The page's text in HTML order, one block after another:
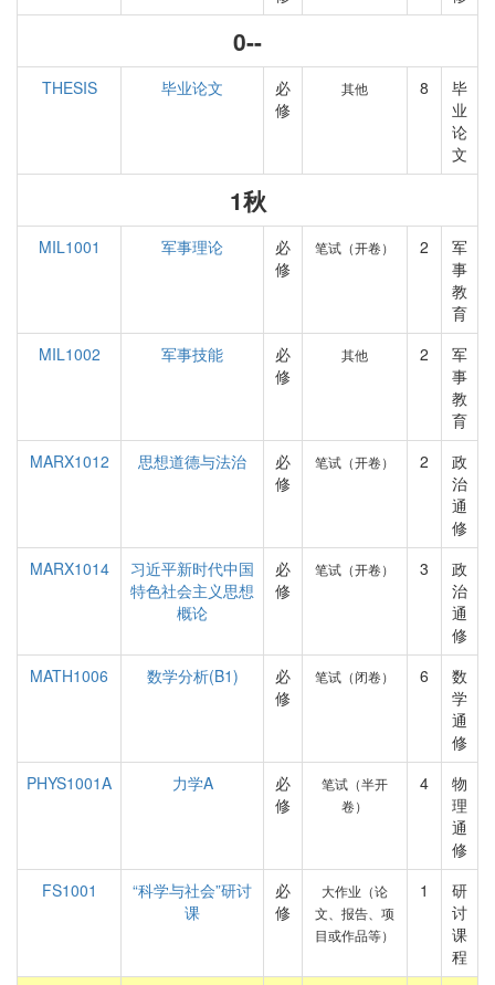
0--
THESIS 毕业论文
必
修
其他 8
毕
业
论
文
1秋
MIL1001 军事理论
必
修
笔试（开卷） 2
军
事
教
育
MIL1002
军事技能
必
修
其他 2
军
事
教
育
MARX1012
思想道德与法治
必
修
笔试（开卷） 2
政
治
通
修
MARX1014
习近平新时代中国
特色社会主义思想
概论
必
修
笔试（开卷） 3
政
治
通
修
MATH1006
数学分析(B1)
必
修
笔试（闭卷） 6
数
学
通
修
PHYS1001A
力学A
必
修
笔试（半开
卷）
4
物
理
通
修
FS1001
“科学与社会”研讨
课
必
修
大作业（论
文、报告、项
目或作品等）
1
研
讨
课
程